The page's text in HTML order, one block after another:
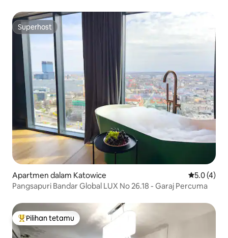
Superhost
Superhost
Apartmen dalam Katowice Penarafan
5.0 (4)
Pangsapuri Bandar Global LUX No 26.18 - Garaj Percuma
Pilihan utama tetamu
Pilihan tetamu